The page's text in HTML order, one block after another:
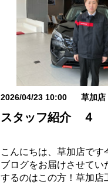
2026/04/23 10:00 草加店
スタッフ紹介 ４
こんにちは、草加店です
ブログをお届けさせてい
するのはこの方！草加店